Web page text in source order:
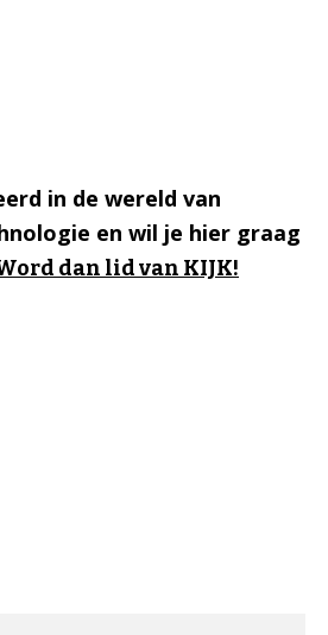
in de wereld van
en wil je hier graag
dan lid van KIJK!